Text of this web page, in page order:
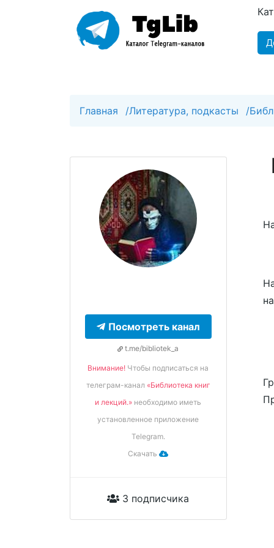
Главная /Литература, подкасты /
Посмотреть канал
t.me/bibliotek_a
Внимание! Чтобы подписаться на
телеграм-канал «Библиотека книг
и лекций.» необходимо иметь
установленное приложение
Telegram.
Скачать
3 подписчика